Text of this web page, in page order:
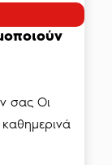
σας Οι